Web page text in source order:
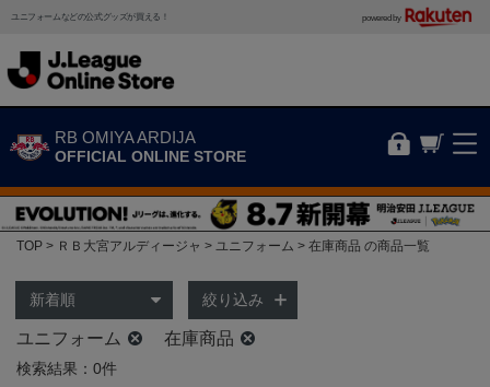
ユニフォームなどの公式グッズが買える！ powered by
RB OMIYA ARDIJA
OFFICIAL ONLINE STORE
TOP ＲＢ大宮アルディージャ ユニフォーム 在庫商品 の商品一覧
絞り込み
ユニフォーム 在庫商品
検索結果：0件